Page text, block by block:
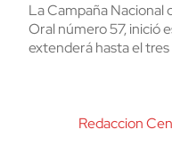
La Campaña Nacional
Oral número 57, inició
extenderá hasta el
Redaccion